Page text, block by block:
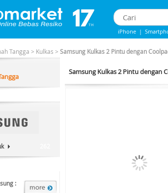
iPhone |
Tangga > Kulkas > Samsung Kulkas 2 Pintu dengan
:
Samsung Kulkas 2 Pintu dengan